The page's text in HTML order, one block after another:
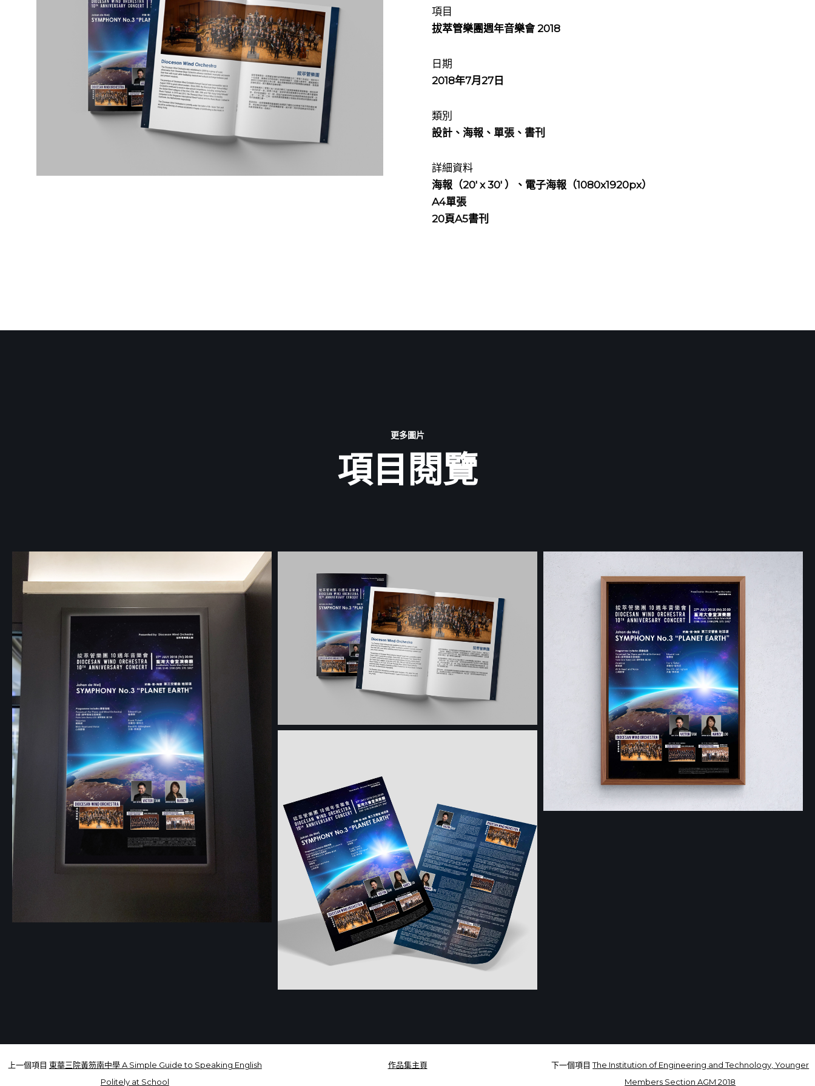
項目
拔萃管樂團週年音樂會 2018
日期
2018年7月27日
類別
設計、海報、單張、書刊
詳細資料
海報（20′ x 30′ ）、電子海報（1080x1920px）
A4單張
20頁A5書刊
更多圖片
項目閱覽
上一個項目 東華三院黃笏南中學 A Simple Guide to Speaking English
Politely at School
作品集主頁 下一個項目The Institution of Engineering and Technology, Younger
Members Section AGM 2018